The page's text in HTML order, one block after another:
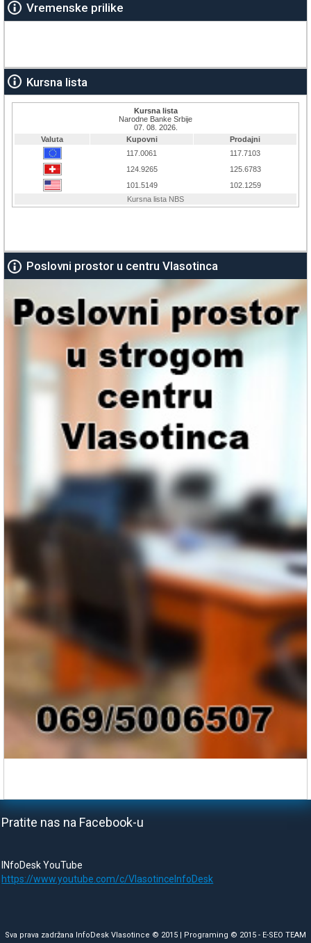
Vremenske prilike
Kursna lista
Poslovni prostor u centru Vlasotinca
Pratite nas na Facebook-u
INfoDesk YouTube
https://www.youtube.com/c/VlasotinceInfoDesk
Sva prava zadržana InfoDesk Vlasotince © 2015 | Programing © 2015 - E-SEO TEAM